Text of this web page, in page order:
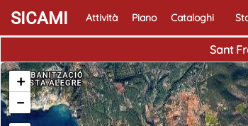
SICAMI Attività Piano Cataloghi
Sant
+
−